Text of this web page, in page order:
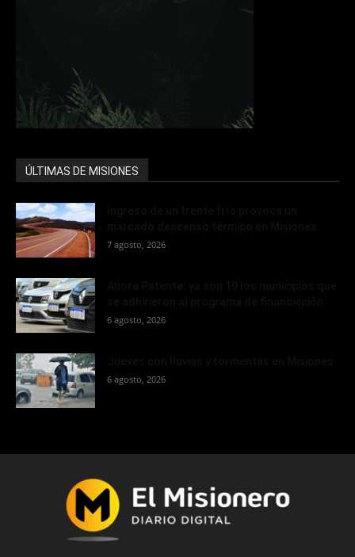
ÚLTIMAS DE MISIONES
7 agosto, 2026
6 agosto, 2026
6 agosto, 2026